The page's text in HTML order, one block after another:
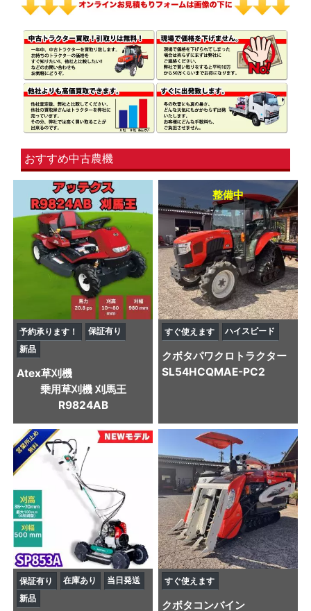
おすすめ中古農機
予約承ります！
保証有り
新品
Atex草刈機
乗用草刈機 刈馬王
R9824AB
整備中
すぐ使えます ハイスピード
クボタパワクロトラクター
SL54HCQMAE-PC2
保証有り 在庫あり
当日発送
新品
すぐ使えます
クボタ コンバイン